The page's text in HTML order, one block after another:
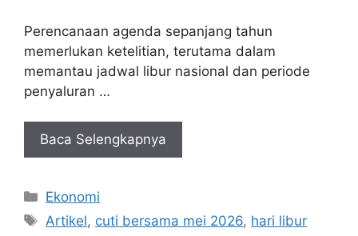
Perencanaan agenda sepanjang tahun
memerlukan ketelitian, terutama dalam
memantau jadwal libur nasional dan periode
penyaluran …
Baca Selengkapnya
Kategori
Ekonomi
Tag
Artikel, cuti bersama mei 2026, hari libur